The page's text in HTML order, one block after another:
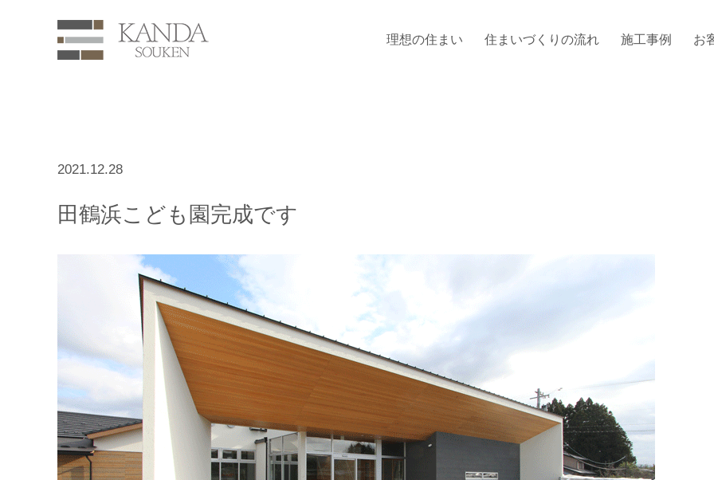
理想の住まい 住まいづくりの流れ 施工事例 お
2021.12.28
田鶴浜こども園完成です